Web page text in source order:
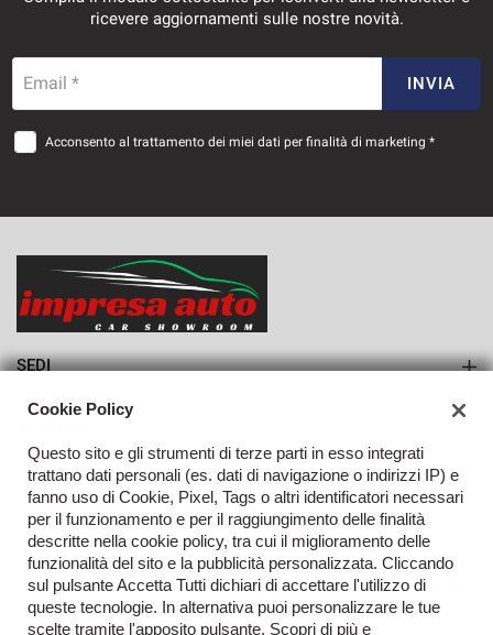
VEDI
842€/mese
36 Mesi
36 Mesi
VEDI
ricevere aggiornamenti sulle nostre novità.
Email * INVIA
Acconsento al trattamento dei miei dati per finalità di marketing *
SEDI
Azienda
Contatti
TORNA IN CIMA
Cookie Policy
Questo sito e gli strumenti di terze parti in esso integrati
trattano dati personali (es. dati di navigazione o indirizzi IP) e
fanno uso di Cookie, Pixel, Tags o altri identificatori necessari
per il funzionamento e per il raggiungimento delle finalità
descritte nella cookie policy, tra cui il miglioramento delle
funzionalità del sito e la pubblicità personalizzata. Cliccando
sul pulsante Accetta Tutti dichiari di accettare l'utilizzo di
queste tecnologie. In alternativa puoi personalizzare le tue
scelte tramite l'apposito pulsante. Scopri di più e